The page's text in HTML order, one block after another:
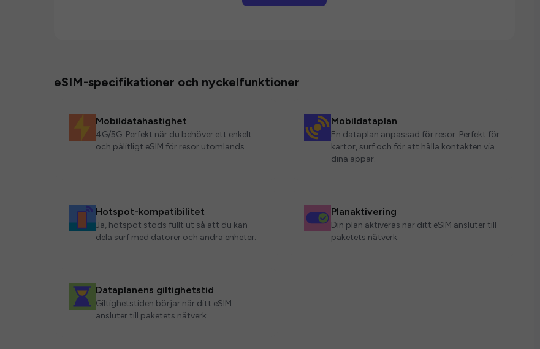
eSIM-specifikationer och nyckelfunktioner
Mobildatahastighet
4G/5G. Perfekt när du behöver ett enkelt
och pålitligt eSIM för resor utomlands.
Mobildataplan
En dataplan anpassad för resor. Perfekt för
kartor, surf och för att hålla kontakten via
dina appar.
Hotspot-kompatibilitet
Ja, hotspot stöds fullt ut så att du kan
dela surf med datorer och andra enheter.
Planaktivering
Din plan aktiveras när ditt eSIM ansluter till
paketets nätverk.
Dataplanens giltighetstid
Giltighetstiden börjar när ditt eSIM
ansluter till paketets nätverk.